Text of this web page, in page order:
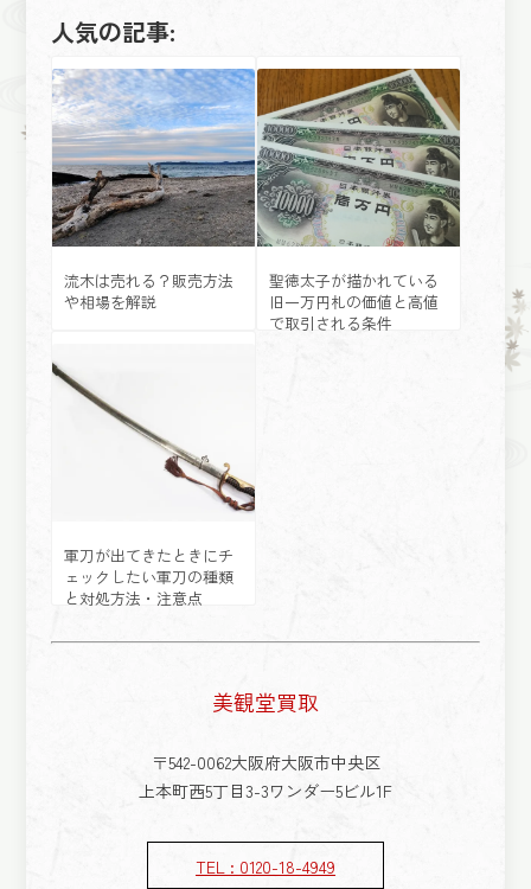
人気の記事:
流木は売れる？販売方法
や相場を解説
聖徳太子が描かれている
旧一万円札の価値と高値
で取引される条件
軍刀が出てきたときにチ
ェックしたい軍刀の種類
と対処方法・注意点
美観堂買取
〒542-0062大阪府大阪市中央区
上本町西5丁目3-3ワンダー5ビル1F
TEL : 0120-18-4949